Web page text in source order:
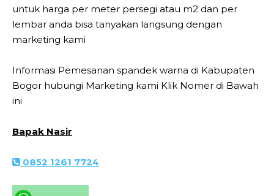
untuk harga per meter persegi atau m2 dan per
lembar anda bisa tanyakan langsung dengan
marketing kami
Informasi Pemesanan spandek warna di Kabupaten
Bogor hubungi Marketing kami Klik Nomer di Bawah
ini
Bapak Nasir
0852 1261 7724